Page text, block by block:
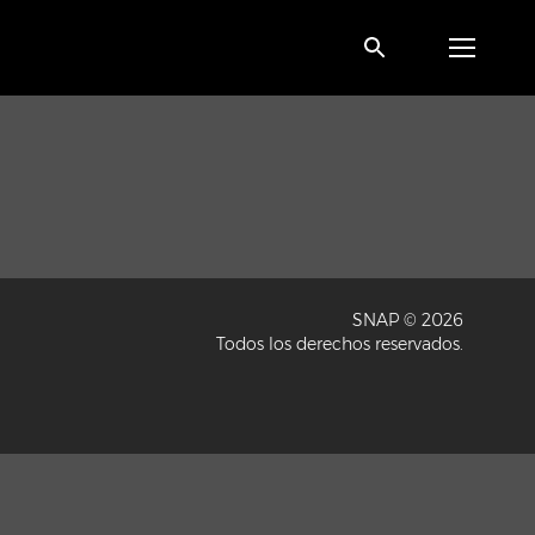
SNAP © 2026
Todos los derechos reservados.